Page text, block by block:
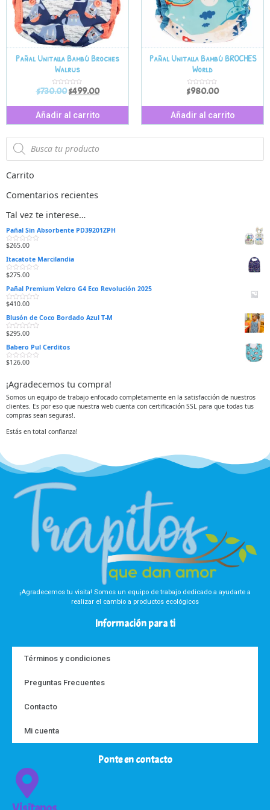
Pañal Unitalla Bambú Broches
Walrus
V
a
o
a
n
d
5
$730.00$499.00
Añadir al carrito
Pañal Unitalla Bambú BROCHES
World
V
a
o
a
n
5
$980.00
Añadir al carrito
Carrito
Comentarios recientes
Tal vez te interese…
Pañal Sin Absorbente PD39201ZPH
V
l
o
r
a
o
e
n
0
e
5
$265.00
Itacatote Marcilandia
V
l
o
r
a
o
e
n
0
e
5
$275.00
Pañal Premium Velcro G4 Eco Revolución 2025
V
l
o
r
a
o
e
n
0
5
$410.00
Blusón de Coco Bordado Azul T-M
V
l
o
r
a
e
n
0
d
e
5
$295.00
Babero Pul Cerditos
V
o
r
a
d
o
n
d
$126.00
¡Agradecemos tu compra!
Somos un equipo de trabajo enfocado completamente en la satisfacción de nuestros
clientes. Es por eso que nuestra web cuenta con certificación SSL para que todas tus
compras sean seguras!.
Estás en total confianza!
¡Agradecemos tu visita! Somos un equipo de trabajo dedicado a ayudarte a
realizar el cambio a productos ecológicos
Información para ti
Términos y condiciones
Preguntas Frecuentes
Contacto
Mi cuenta
Ponte en contacto